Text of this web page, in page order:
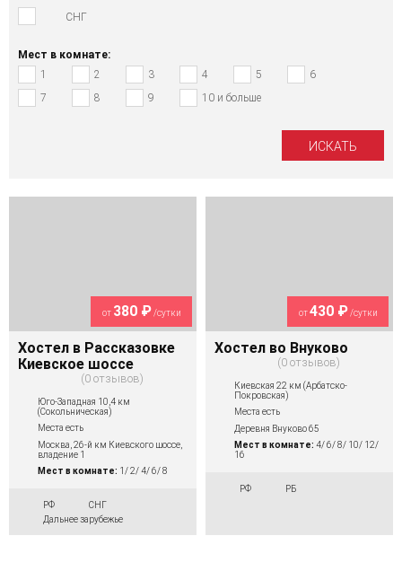
СНГ
Мест в комнате:
1
2 3 4 5
6
7
8 9 10 и больше
от 380 ₽/сутки
Хостел в Рассказовке
Киевское шоссе
0 отзывов
Юго-Западная 10,4 км
(Сокольническая)
Места есть
Москва, 26-й км Киевского шоссе,
владение 1
Мест в комнате: 1/ 2/ 4/ 6/ 8
РФ
СНГ
Дальнее зарубежье
от430 ₽/сутки
Хостел во Внуково
0 отзывов
Киевская 22 км (Арбатско-
Покровская)
Места есть
Деревня Внуково 65
Мест в комнате: 4/ 6/ 8/ 10/ 12/
16
РФ РБ